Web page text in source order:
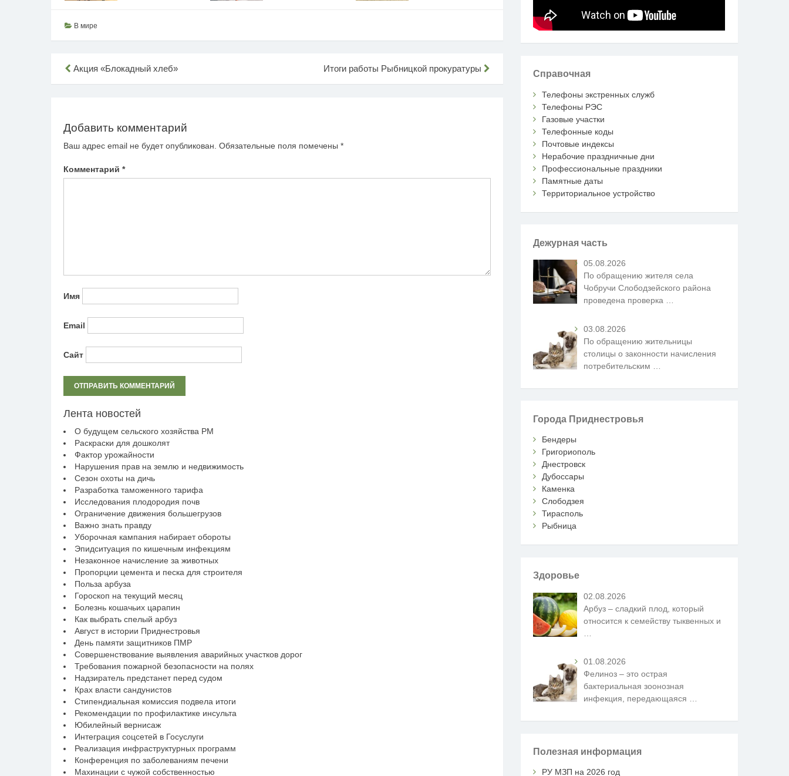
В мире
Навигация
Акция «Блокадный хлеб» Итоги работы Рыбницкой прокуратуры
Добавить комментарий
Ваш адрес email не будет опубликован. Обязательные поля помечены *
Комментарий *
Имя
Email
Сайт
Лента новостей
О будущем сельского хозяйства РМ
Раскраски для дошколят
Фактор урожайности
Нарушения прав на землю и недвижимость
Сезон охоты на дичь
Разработка таможенного тарифа
Исследования плодородия почв
Ограничение движения большегрузов
Важно знать правду
Уборочная кампания набирает обороты
Эпидситуация по кишечным инфекциям
Незаконное начисление за животных
Пропорции цемента и песка для строителя
Польза арбуза
Гороскоп на текущий месяц
Болезнь кошачьих царапин
Как выбрать спелый арбуз
Август в истории Приднестровья
День памяти защитников ПМР
Совершенствование выявления аварийных участков дорог
Требования пожарной безопасности на полях
Надзиратель предстанет перед судом
Крах власти сандунистов
Стипендиальная комиссия подвела итоги
Рекомендации по профилактике инсульта
Юбилейный вернисаж
Интеграция соцсетей в Госуслуги
Реализация инфраструктурных программ
Конференция по заболеваниям печени
Махинации с чужой собственностью
Справочная
Телефоны экстренных служб
Телефоны РЭС
Газовые участки
Телефонные коды
Почтовые индексы
Нерабочие праздничные дни
Профессиональные праздники
Памятные даты
Территориальное устройство
Дежурная часть
05.08.2026
По обращению жителя села
Чобручи Слободзейского района
проведена проверка …
03.08.2026
По обращению жительницы
столицы о законности начисления
потребительским
Города Приднестровья
Бендеры
Григориополь
Днестровск
Дубоссары
Каменка
Слободзея
Тирасполь
Рыбница
Здоровье
02.08.2026
Арбуз – сладкий плод, который
относится к семейству тыквенных и
01.08.2026
Фелиноз – это острая
бактериальная зоонозная
инфекция, передающаяся
Полезная информация
РУ МЗП на 2026 год